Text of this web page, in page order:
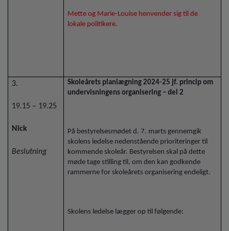
Mette og Marie-Louise henvender sig til de
lokale politikere.
3.
19.15 – 19.25
Nick
Beslutning
Skoleårets planlægning 2024-25 jf. princip om
undervisningens organisering – del 2
På bestyrelsesmødet d. 7. marts gennemgik
skolens ledelse nedenstående prioriteringer til
kommende skoleår. Bestyrelsen skal på dette
møde tage stilling til, om den kan godkende
rammerne for skoleårets organisering endeligt.
Skolens ledelse lægger op til følgende: